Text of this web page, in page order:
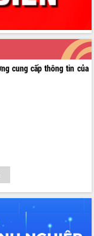
cung cấp thông tin của